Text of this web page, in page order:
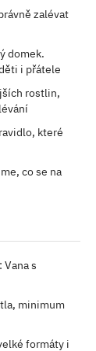
zalévat
domek.
i přátele
rostlin,
které
co se na
s
minimum
formáty i